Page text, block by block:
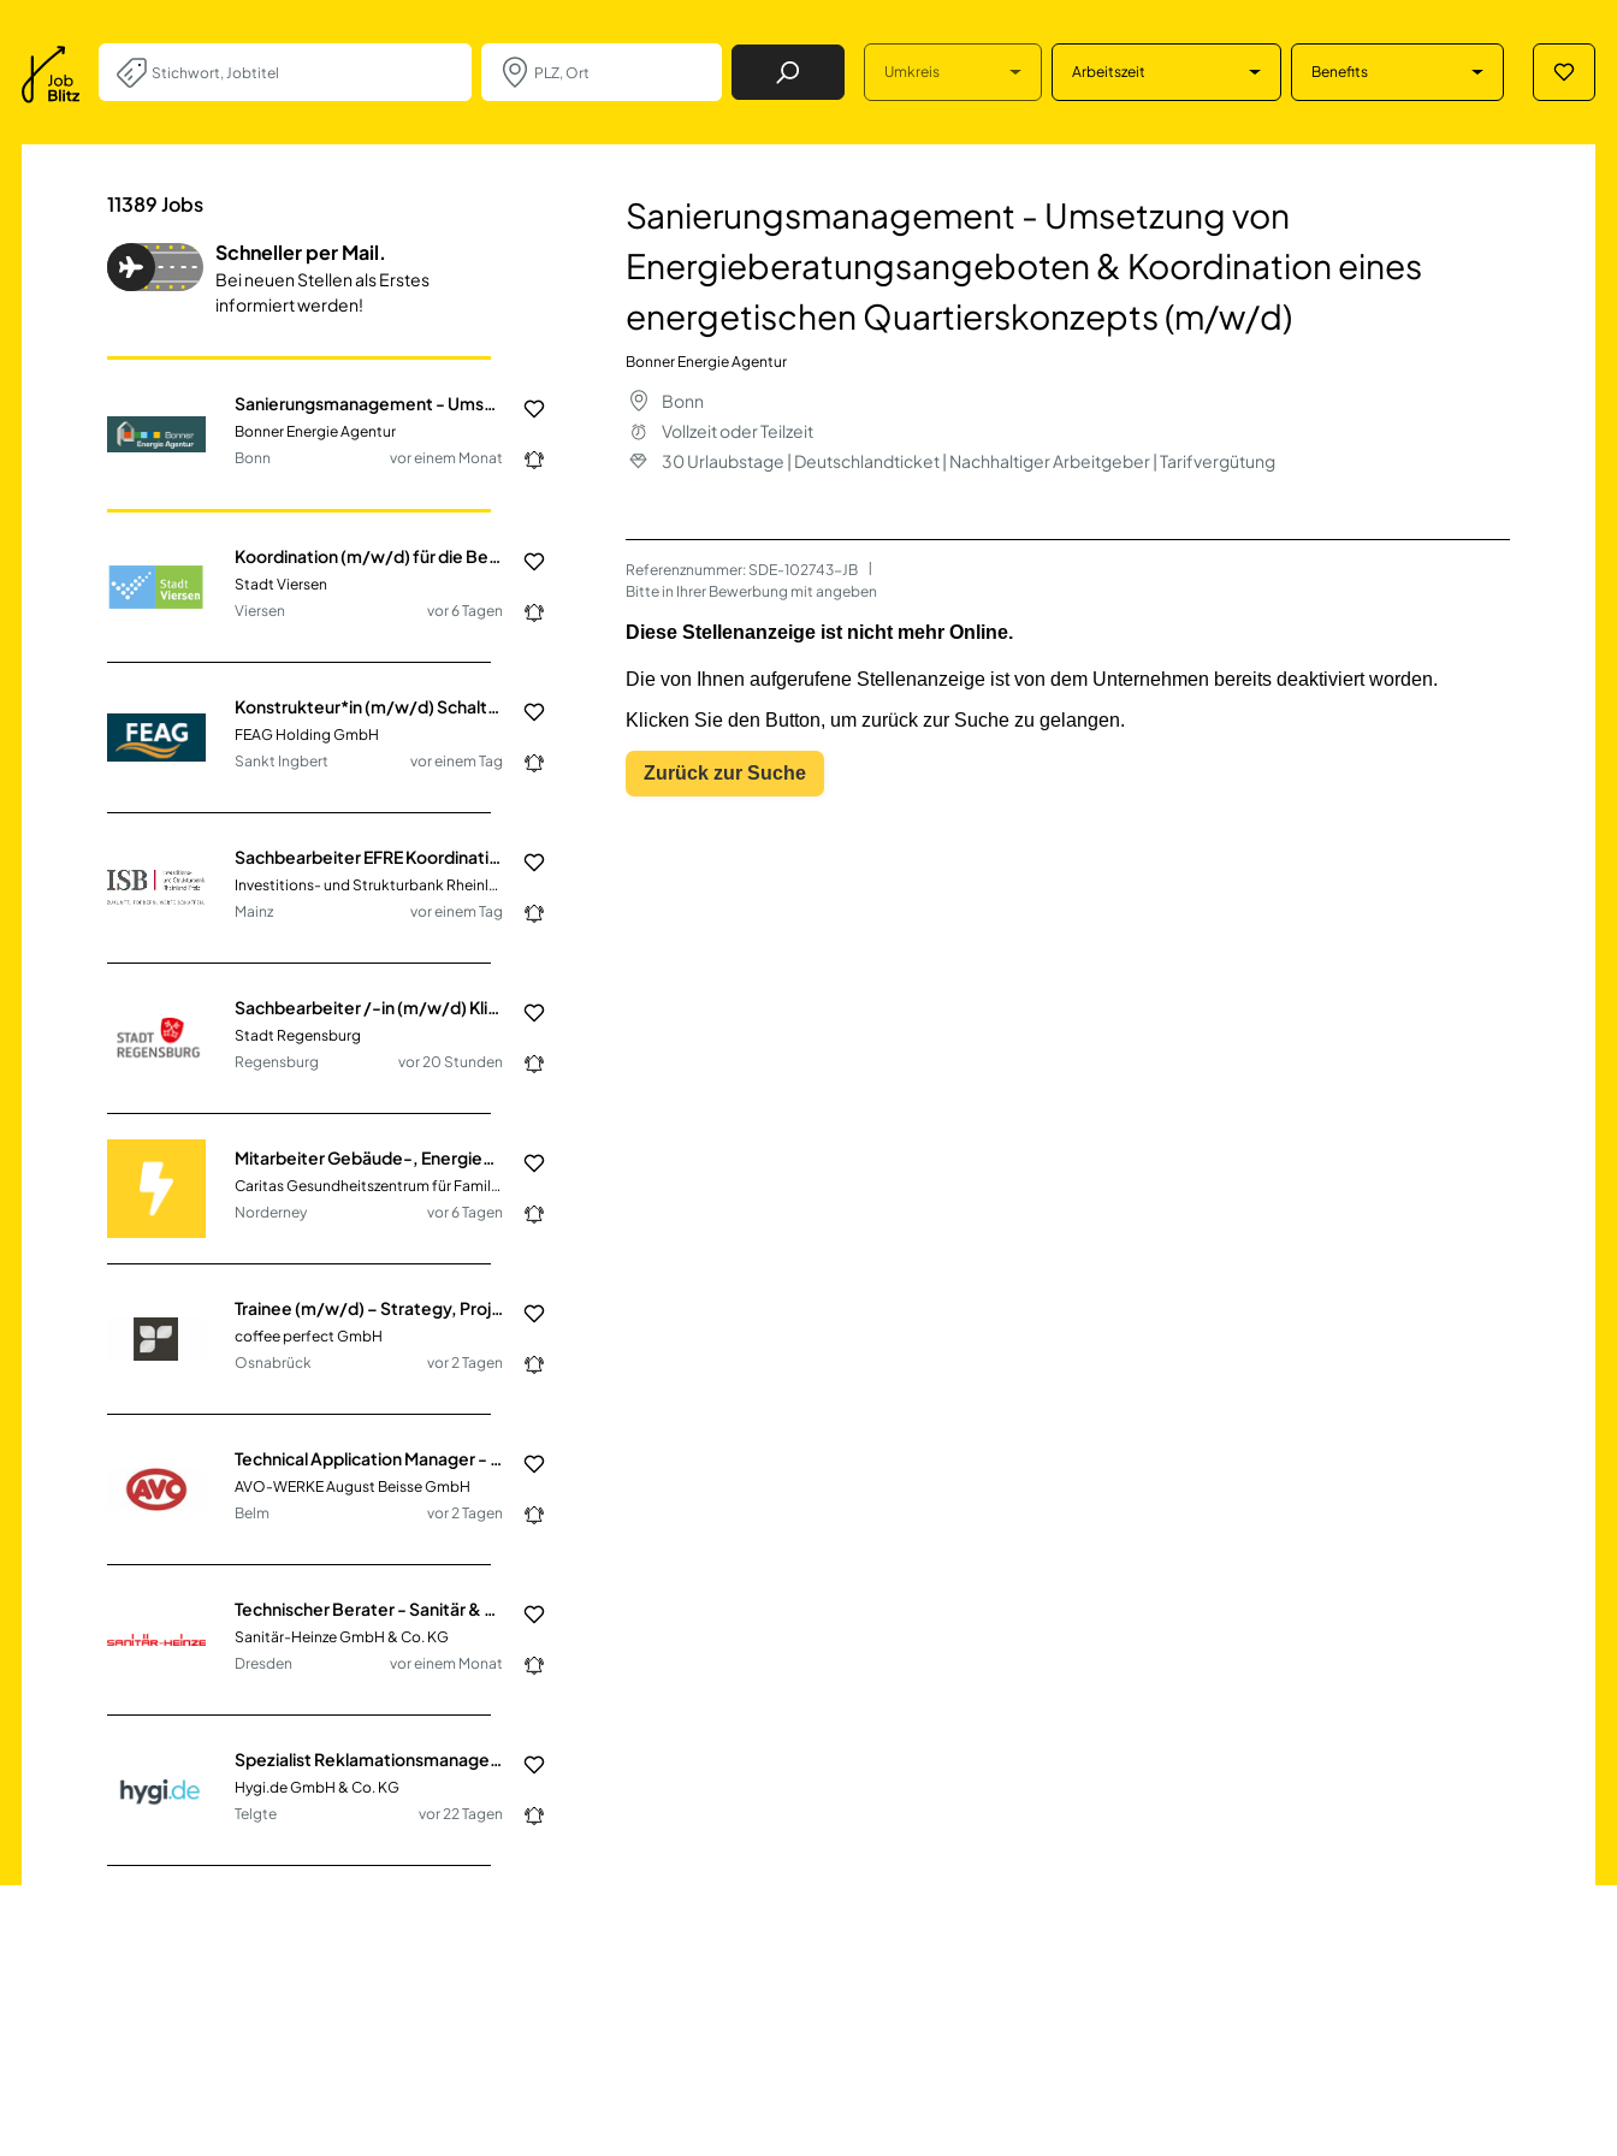
Job Finden Umkreis Arbeitszeit Benefits
Sanierungsmanagement - Umsetzung von
11389Jobs
Schneller per Mail.
Bei neuen Stellen als Erstes
informiert werden!
Sanierungsmanagement - Umsetzung von Energieberatungsangeboten & Koordination eines energetischen Quartierskonzepts (m/w/d)
Bonner Energie Agentur
Bonn
vor einem Monat
Stadt Viersen
Viersen
vor 6 Tagen
FEAG Holding GmbH
Sankt Ingbert
vor einem Tag
Sachbearbeiter EFRE Koordination (m/w/d)
Investitions- und Strukturbank Rheinland-Pfalz (ISB)
Mainz
vor einem Tag
Sachbearbeiter /-in (m/w/d) Klimakoordination und -kommunikation
Stadt Regensburg
Regensburg
vor 20 Stunden
Caritas Gesundheitszentrum für Familien Norderney GmbH
Norderney
vor 6 Tagen
Trainee (m/w/d) – Strategy, Project Management & Internal Consulting
coffee perfect GmbH
Osnabrück
vor 2 Tagen
AVO-WERKE August Beisse GmbH
Belm
vor 2 Tagen
Sanitär-Heinze GmbH & Co. KG
Dresden
vor einem Monat
Hygi.de GmbH & Co. KG
Telgte
vor 22 Tagen
Sanierungsmanagement - Umsetzung von
Energieberatungsangeboten & Koordination eines
energetischen Quartierskonzepts (m/w/d)
Bonner Energie Agentur
Bonn
Vollzeit oder Teilzeit
30 Urlaubstage | Deutschlandticket | Nachhaltiger Arbeitgeber | Tarifvergütung
Referenznummer: SDE-102743-JB
Bitte in Ihrer Bewerbung mit angeben